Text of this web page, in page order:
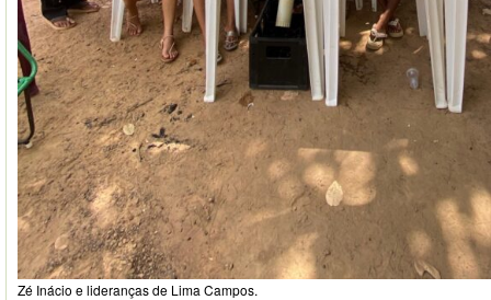
Zé Inácio e lideranças de Lima Campos.